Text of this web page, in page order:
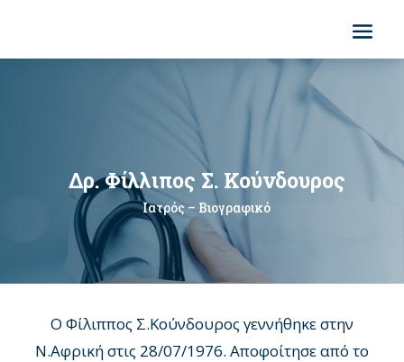
Δρ. Φίλλιπος Σ. Κούνδουρος
Ιατρός – Βιογραφικό
Ο Φίλιππος Σ.Κούνδουρος γεννήθηκε στην
Ν.Αφρική στις 28/07/1976. Αποφοίτησε από το